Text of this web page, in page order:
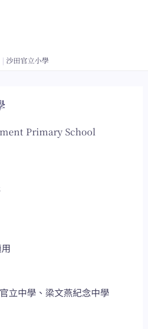
沙田官立小學
Primary School
立中學、梁文燕紀念中學